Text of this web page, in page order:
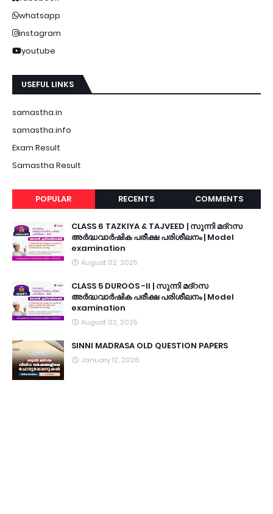
whatsapp
instagram
youtube
USEFUL LINKS
samastha.in
samastha.info
Exam Result
Samastha Result
POPULAR RECENTS COMMENTS
CLASS 6 TAZKIYA & TAJVEED | സുന്നി മദ്റസ
അർദ്ധവാർഷിക പരീക്ഷ പരിശീലനം | Model
examination
August 02, 2025
CLASS 5 DUROOS -II | സുന്നി മദ്റസ
അർദ്ധവാർഷിക പരീക്ഷ പരിശീലനം | Model
examination
August 02, 2025
SINNI MADRASA OLD QUESTION PAPERS
January 12, 2026